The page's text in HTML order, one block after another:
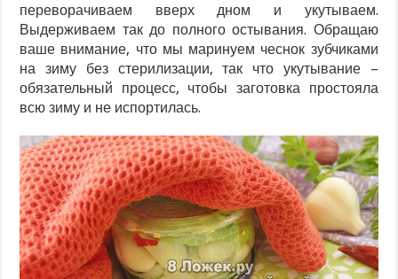
переворачиваем вверх дном и укутываем.
Выдерживаем так до полного остывания. Обращаю
ваше внимание, что мы маринуем чеснок зубчиками
на зиму без стерилизации, так что укутывание –
обязательный процесс, чтобы заготовка простояла
всю зиму и не испортилась.